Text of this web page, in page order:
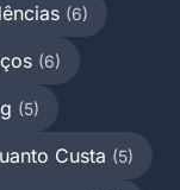
(6)
(6)
(5)
Custa (5)